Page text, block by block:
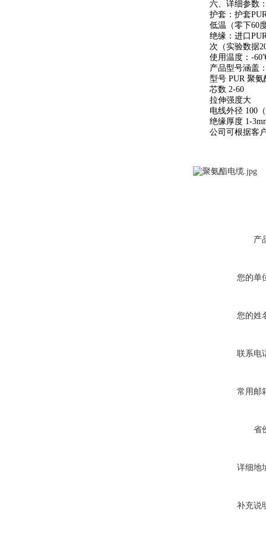
六、详细参数
护套：护套PUR/
低温（零下60度
绝缘：进口PUR/
次（实验数据
使用温度：-
产品型号涵盖：
型号 PUR 聚氨
芯数 2-60
拉伸强度大
电线外径 100（
绝缘厚度 1-
公司可根据客户
产
您的单
您的姓
联系电
常用邮
省
详细地
补充说